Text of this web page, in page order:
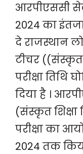
आरपीएससी
2024 का
दे राजस्थान
टीचर ((संस्कृत
परीक्षा तिथि
दिया है ।
(संस्कृत शिक्षा
परीक्षा का
2024 तक